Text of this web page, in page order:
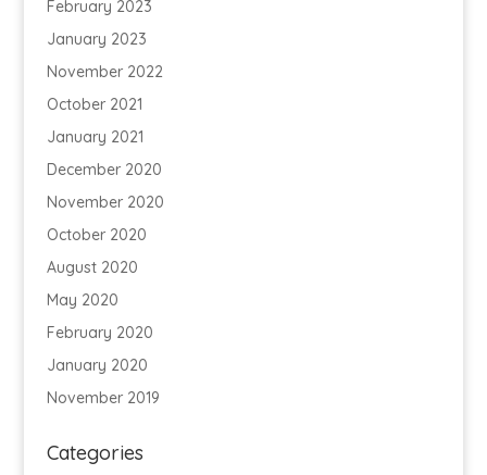
February 2023
January 2023
November 2022
October 2021
January 2021
December 2020
November 2020
October 2020
August 2020
May 2020
February 2020
January 2020
November 2019
Categories